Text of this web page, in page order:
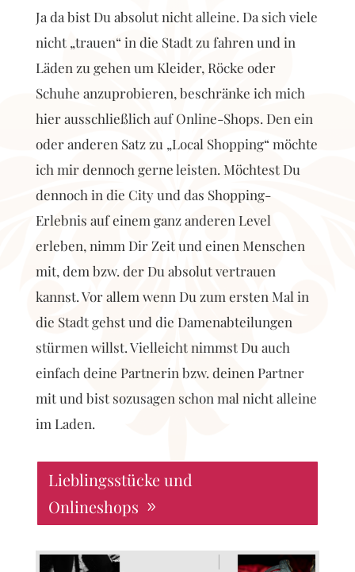
Ja da bist Du absolut nicht alleine. Da sich viele
nicht „trauen“ in die Stadt zu fahren und in
Läden zu gehen um Kleider, Röcke oder
Schuhe anzuprobieren, beschränke ich mich
hier ausschließlich auf Online-Shops. Den ein
oder anderen Satz zu „Local Shopping“ möchte
ich mir dennoch gerne leisten. Möchtest Du
dennoch in die City und das Shopping-
Erlebnis auf einem ganz anderen Level
erleben, nimm Dir Zeit und einen Menschen
mit, dem bzw. der Du absolut vertrauen
kannst. Vor allem wenn Du zum ersten Mal in
die Stadt gehst und die Damenabteilungen
stürmen willst. Vielleicht nimmst Du auch
einfach deine Partnerin bzw. deinen Partner
mit und bist sozusagen schon mal nicht alleine
im Laden.
Lieblingsstücke und
Onlineshops